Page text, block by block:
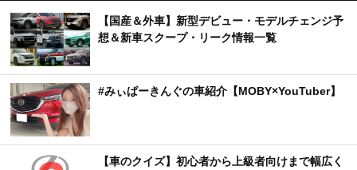
【国産＆外車】新型デビュー・モデルチェンジ予
想＆新車スクープ・リーク情報一覧
#みぃぱーきんぐの車紹介【MOBY×YouTuber】
【車のクイズ】初心者から上級者向けまで幅広く